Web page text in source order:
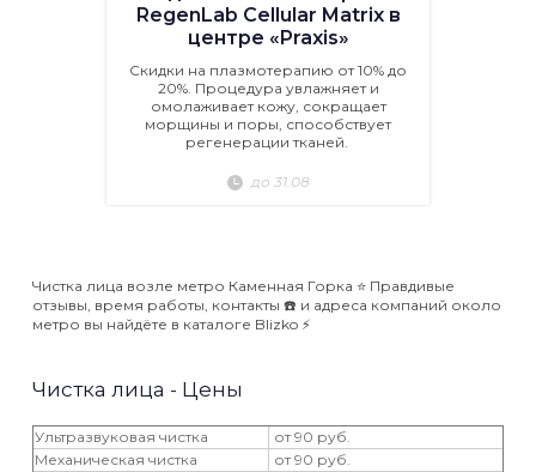
RegenLab Cellular Matrix в
центре «Praxis»
Скидки на плазмотерапию от 10% до
20%. Процедура увлажняет и
омолаживает кожу, сокращает
морщины и поры, способствует
регенерации тканей.
до 31.08
Чистка лица возле метро Каменная Горка ⭐️ Правдивые
отзывы, время работы, контакты ☎️ и адреса компаний около
метро вы найдёте в каталоге Blizko ⚡️
Чистка лица - Цены
Ультразвуковая чистка
от 90 руб.
Механическая чистка
от 90 руб.